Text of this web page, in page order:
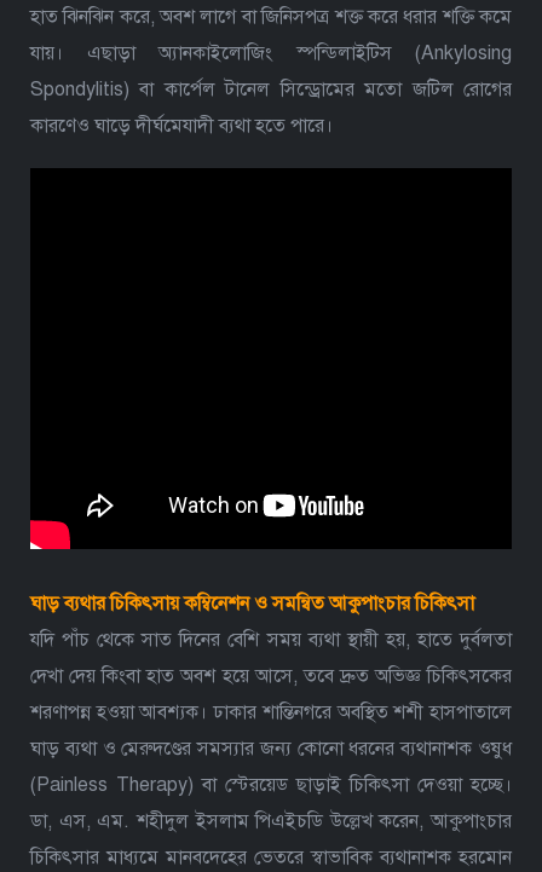
হাত ঝিনঝিন করে, অবশ লাগে বা জিনিসপত্র শক্ত করে ধরার শক্তি কমে
যায়। এছাড়া অ্যানকাইলোজিং স্পন্ডিলাইটিস (Ankylosing
Spondylitis) বা কার্পেল টানেল সিন্ড্রোমের মতো জটিল রোগের
কারণেও ঘাড়ে দীর্ঘমেযাদী ব্যথা হতে পারে।
ঘাড় ব্যথার চিকিৎসায় কম্বিনেশন ও সমন্বিত আকুপাংচার চিকিৎসা
যদি পাঁচ থেকে সাত দিনের বেশি সময় ব্যথা স্থায়ী হয়, হাতে দুর্বলতা
দেখা দেয় কিংবা হাত অবশ হয়ে আসে, তবে দ্রুত অভিজ্ঞ চিকিৎসকের
শরণাপন্ন হওয়া আবশ্যক। ঢাকার শান্তিনগরে অবস্থিত শশী হাসপাতালে
ঘাড় ব্যথা ও মেরুদণ্ডের সমস্যার জন্য কোনো ধরনের ব্যথানাশক ওষুধ
(Painless Therapy) বা স্টেরয়েড ছাড়াই চিকিৎসা দেওয়া হচ্ছে।
ডা, এস, এম. শহীদুল ইসলাম পিএইচডি উল্লেখ করেন, আকুপাংচার
চিকিৎসার মাধ্যমে মানবদেহের ভেতরে স্বাভাবিক ব্যথানাশক হরমোন